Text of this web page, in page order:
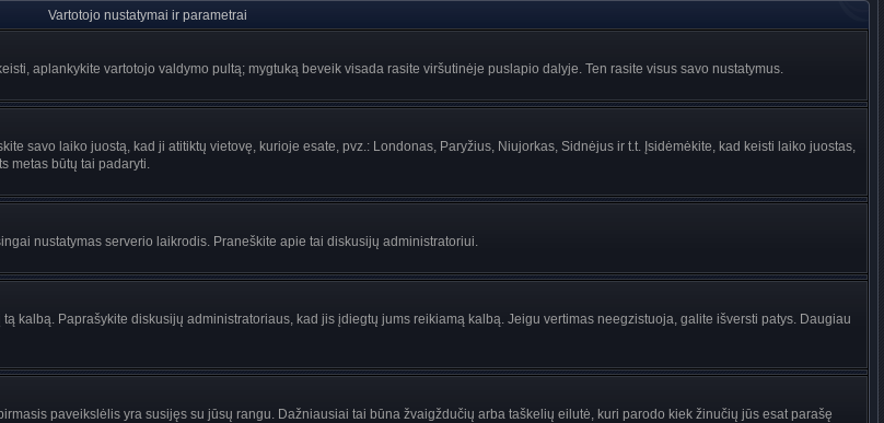
Vartotojo nustatymai ir parametrai
aplankykite vartotojo valdymo pultą; mygtuką beveik visada rasite viršutinėje puslapio dalyje. Ten rasite visus savo nustatymus.
savo laiko juostą, kad ji atitiktų vietovę, kurioje esate, pvz.: Londonas, Paryžius, Niujorkas, Sidnėjus ir t.t. Įsidėmėkite, kad keisti laiko juostas,
metas būtų tai padaryti.
nustatymas serverio laikrodis. Praneškite apie tai diskusijų administratoriui.
kalbą. Paprašykite diskusijų administratoriaus, kad jis įdiegtų jums reikiamą kalbą. Jeigu vertimas neegzistuoja, galite išversti patys. Daugiau
paveikslėlis yra susijęs su jūsų rangu. Dažniausiai tai būna žvaigždučių arba taškelių eilutė, kuri parodo kiek žinučių jūs esat parašę